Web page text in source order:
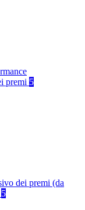
premi 5
dei premi (da
5